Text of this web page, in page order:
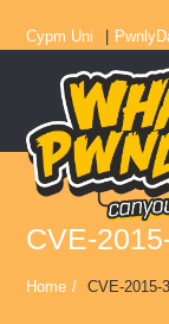
Cypm Uni
CVE-
Home / CVE-2015-